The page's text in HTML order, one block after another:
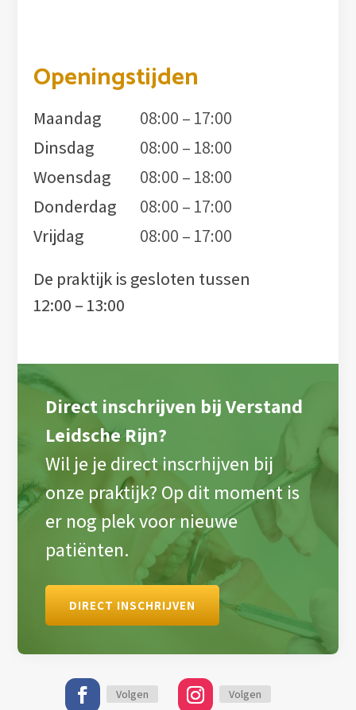
Openingstijden
Maandag
08:00 – 17:00
Dinsdag
08:00 – 18:00
Woensdag
08:00 – 18:00
Donderdag
08:00 – 17:00
Vrijdag
08:00 – 17:00
De praktijk is gesloten tussen
12:00 – 13:00
Direct inschrijven bij Verstand
Leidsche Rijn?
Wil je je direct inscrhijven bij
onze praktijk? Op dit moment is
er nog plek voor nieuwe
patiënten.
DIRECT INSCHRIJVEN
Volgen Volgen